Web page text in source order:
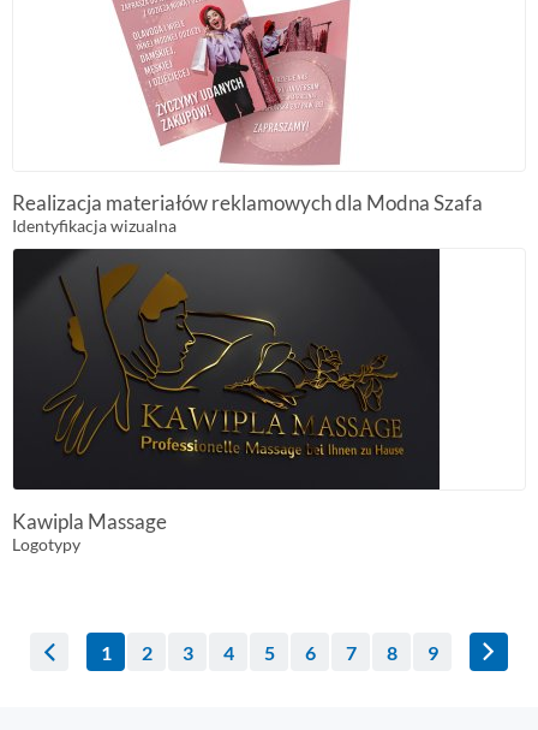
Realizacja materiałów reklamowych dla Modna Szafa
Identyfikacja wizualna
Kawipla Massage
Logotypy
1 2 3 4 5 6 7 8 9